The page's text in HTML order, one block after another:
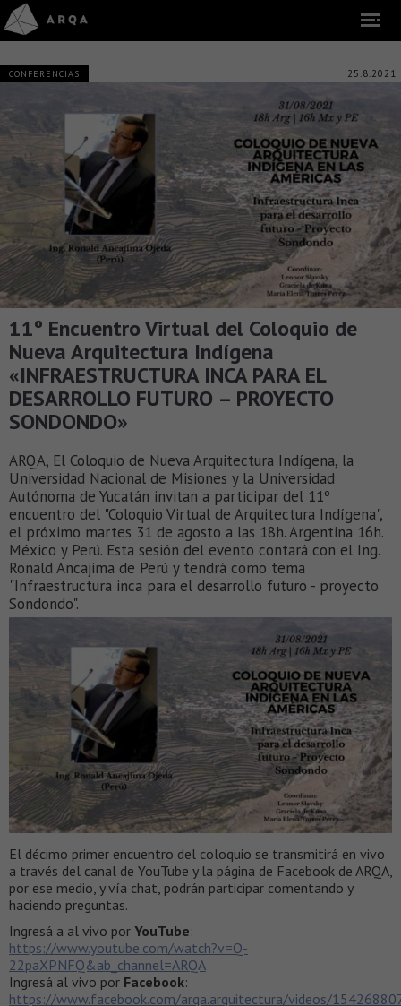
CONFERENCIAS 25.8.2021
11º Encuentro Virtual del Coloquio de
Nueva Arquitectura Indígena
«INFRAESTRUCTURA INCA PARA EL
DESARROLLO FUTURO – PROYECTO
SONDONDO»
ARQA, El Coloquio de Nueva Arquitectura Indígena, la
Universidad Nacional de Misiones y la Universidad
Autónoma de Yucatán invitan a participar del 11º
encuentro del "Coloquio Virtual de Arquitectura Indígena",
el próximo martes 31 de agosto a las 18h. Argentina 16h.
México y Perú. Esta sesión del evento contará con el Ing.
Ronald Ancajima de Perú y tendrá como tema
"Infraestructura inca para el desarrollo futuro - proyecto
Sondondo".
El décimo primer encuentro del coloquio se transmitirá en vivo
a través del canal de YouTube y la página de Facebook de ARQA,
por ese medio, y vía chat, podrán participar comentando y
haciendo preguntas.
Ingresá a al vivo por YouTube:
https://www.youtube.com/watch?v=Q-
22paXPNFQ&ab_channel=ARQA
Ingresá al vivo por Facebook:
https://www.facebook.com/arqa.arquitectura/videos/